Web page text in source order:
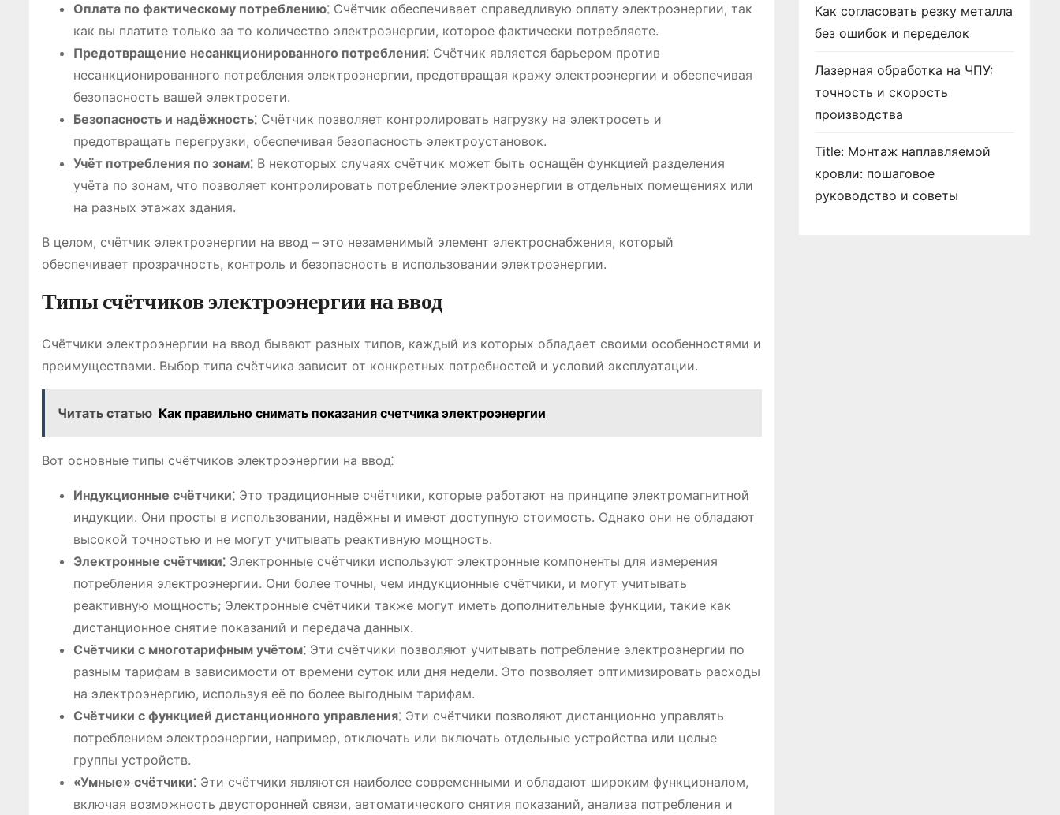
Оплата по фактическому потреблению⁚ Счётчик обеспечивает справедливую оплату электроэнергии, так
как вы платите только за то количество электроэнергии, которое фактически потребляете.
Предотвращение несанкционированного потребления⁚ Счётчик является барьером против
несанкционированного потребления электроэнергии, предотвращая кражу электроэнергии и обеспечивая
безопасность вашей электросети.
Безопасность и надёжность⁚ Счётчик позволяет контролировать нагрузку на электросеть и
предотвращать перегрузки, обеспечивая безопасность электроустановок.
Учёт потребления по зонам⁚ В некоторых случаях счётчик может быть оснащён функцией разделения
учёта по зонам, что позволяет контролировать потребление электроэнергии в отдельных помещениях или
на разных этажах здания.
В целом, счётчик электроэнергии на ввод – это незаменимый элемент электроснабжения, который
обеспечивает прозрачность, контроль и безопасность в использовании электроэнергии.
Типы счётчиков электроэнергии на ввод
Счётчики электроэнергии на ввод бывают разных типов, каждый из которых обладает своими особенностями и
преимуществами. Выбор типа счётчика зависит от конкретных потребностей и условий эксплуатации.
Читать статью Как правильно снимать показания счетчика электроэнергии
Вот основные типы счётчиков электроэнергии на ввод⁚
Индукционные счётчики⁚ Это традиционные счётчики, которые работают на принципе электромагнитной
индукции. Они просты в использовании, надёжны и имеют доступную стоимость. Однако они не обладают
высокой точностью и не могут учитывать реактивную мощность.
Электронные счётчики⁚ Электронные счётчики используют электронные компоненты для измерения
потребления электроэнергии. Они более точны, чем индукционные счётчики, и могут учитывать
реактивную мощность; Электронные счётчики также могут иметь дополнительные функции, такие как
дистанционное снятие показаний и передача данных.
Счётчики с многотарифным учётом⁚ Эти счётчики позволяют учитывать потребление электроэнергии по
разным тарифам в зависимости от времени суток или дня недели. Это позволяет оптимизировать расходы
на электроэнергию, используя её по более выгодным тарифам.
Счётчики с функцией дистанционного управления⁚ Эти счётчики позволяют дистанционно управлять
потреблением электроэнергии, например, отключать или включать отдельные устройства или целые
группы устройств.
«Умные» счётчики⁚ Эти счётчики являются наиболее современными и обладают широким функционалом,
включая возможность двусторонней связи, автоматического снятия показаний, анализа потребления и
Как согласовать резку металла
без ошибок и переделок
Лазерная обработка на ЧПУ:
точность и скорость
производства
Title: Монтаж наплавляемой
кровли: пошаговое
руководство и советы